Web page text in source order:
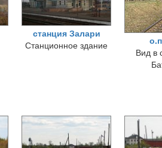
станция Залари
Станционное здание
Вид в